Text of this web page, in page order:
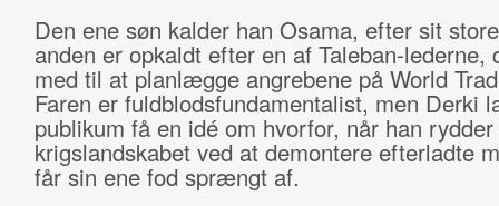
Den ene søn kalder han Osama, efter sit
anden er opkaldt efter en af Taleban-lederne,
med til at planlægge angrebene på World
Faren er fuldblodsfundamentalist, men Derki
publikum få en idé om hvorfor, når han
krigslandskabet ved at demontere efterladte
får sin ene fod sprængt af.